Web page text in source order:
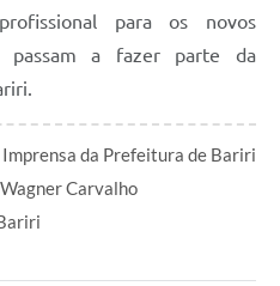
para os novos
passam a fazer parte da
Imprensa da Prefeitura de Bariri
Wagner Carvalho